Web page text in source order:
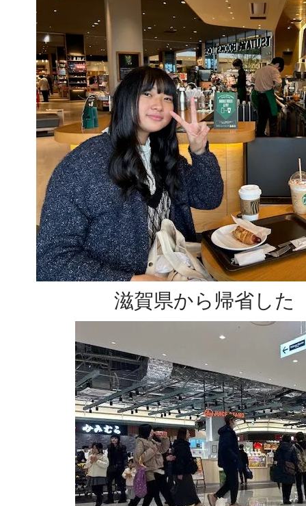
滋賀県から帰省し